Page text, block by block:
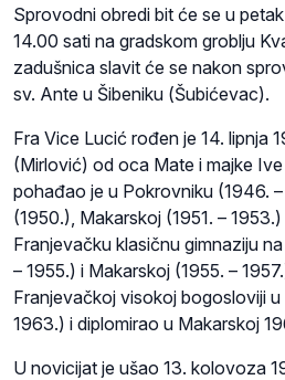
Sprovodni obredi bit će se u
14.00 sati na gradskom groblju
zadušnica slavit će se nakon
sv. Ante u Šibeniku (Šubićevac).
Fra Vice Lucić rođen je 14. lipnja
(Mirlović) od oca Mate i majke
pohađao je u Pokrovniku (1946.
(1950.), Makarskoj (1951. –
Franjevačku klasičnu gimnaziju
– 1955.) i Makarskoj (1955. –
Franjevačkoj visokoj bogosloviji
1963.) i diplomirao u Makarskoj
U novicijat je ušao 13. kolovoza